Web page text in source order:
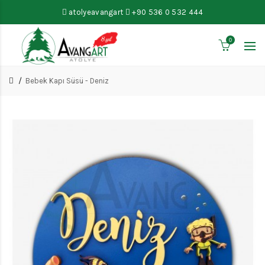
atolyeavangart +90 536 0 532 444
0
Bebek Kapı Süsü - Deniz